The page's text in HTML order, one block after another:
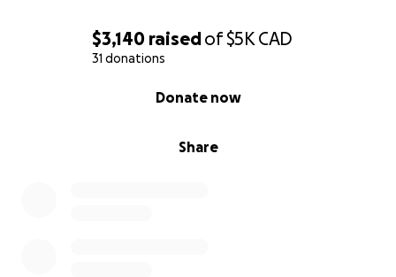
$3,140 raisedof$5K CAD
31 donations
Share
Donate now